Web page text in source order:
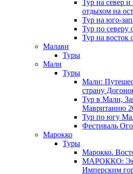
Тур на север и
отдыхом на
Тур на юго-
Тур по северу
Тур на восток
Малави
Туры
Мали
Туры
Мали:
страну
Тур в Мали,
Мавританию
Тур по югу
Фестиваль
Марокко
Туры
Марокко.
МАРОККО:
Имперским